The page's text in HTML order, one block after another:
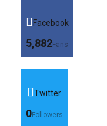
Facebook
5,882Fans
Twitter
0Followers